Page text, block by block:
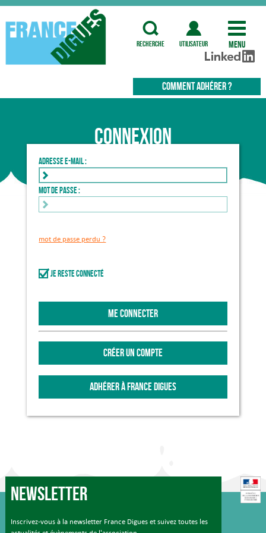
recherche utilisateur Menu
COMMENT ADHÉRER ?
Connexion
Adresse e-mail :
Mot de passe :
mot de passe perdu ?
Je reste connecté
ME CONNECTER
CRÉER UN COMPTE
ADHÉRER À FRANCE DIGUES
Newsletter
Inscrivez-vous à la newsletter France Digues et suivez toutes les